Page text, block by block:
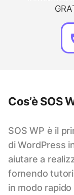
Cos’è SOS
SOS WP è il
di WordPress
aiutare a
fornendo
in modo